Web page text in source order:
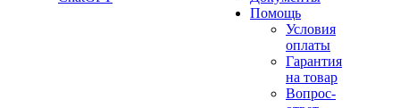
Помощь
Условия
оплаты
Гарантия
на товар
Вопрос-